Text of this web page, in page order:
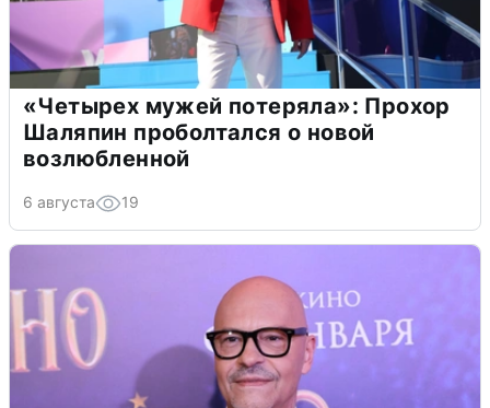
«Четырех мужей потеряла»: Прохор
Шаляпин проболтался о новой
возлюбленной
6 августа 19